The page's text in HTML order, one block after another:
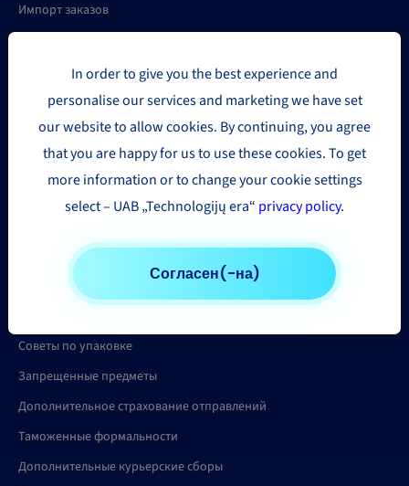
Импорт заказов
Мои отправления
Мой пакет
Экспорт статистики отправлений
Отслеживание
Калькулятор цены
Помощь
Советы по упаковке
Запрещенные предметы
Дополнительное страхование отправлений
Таможенные формальности
Дополнительные курьерские сборы
In order to give you the best experience and
personalise our services and marketing we have set
our website to allow cookies. By continuing, you agree
that you are happy for us to use these cookies. To get
more information or to change your cookie settings
select – UAB „Technologijų era“ privacy policy.
Согласен(-на)